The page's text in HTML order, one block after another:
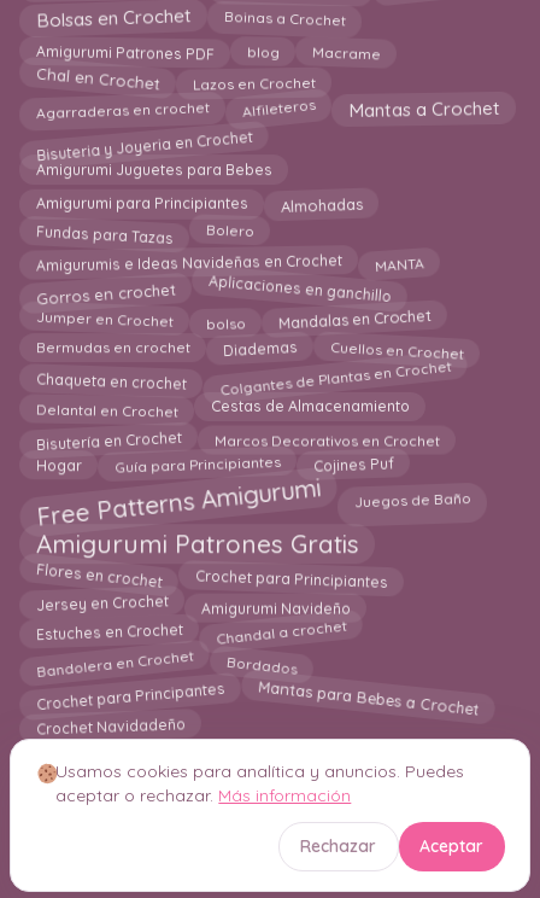
Bolsas en Crochet Boinas a Crochet
Amigurumi Patrones PDF blog Macrame
Chal en Crochet Lazos en Crochet
Agarraderas en crochet Alfileteros Mantas a Crochet
Bisuteria y Joyeria en Crochet
Amigurumi Juguetes para Bebes
Amigurumi para Principiantes
Almohadas
Fundas para Tazas Bolero
Amigurumis e Ideas Navideñas en Crochet MANTA
Gorros en crochet Aplicaciones en ganchillo
Jumper en Crochet bolso Mandalas en Crochet
Bermudas en crochet Diademas Cuellos en Crochet
Chaqueta en crochet Colgantes de Plantas en Crochet
Delantal en Crochet Cestas de Almacenamiento
Bisutería en Crochet
Marcos Decorativos en Crochet
Hogar
Guía para Principiantes Cojines Puf
Free Patterns Amigurumi Juegos de Baño
Amigurumi Patrones Gratis
Flores en crochet Crochet para Principiantes
Jersey en Crochet Amigurumi Navideño
Estuches en Crochet Chandal a crochet
Bandolera en Crochet Bordados
Crochet para Principantes Mantas para Bebes a Crochet
Crochet Navidadeño
© 2026 Crochetisimo. Todos los derechos reservados.
Usamos cookies para analítica y anuncios. Puedes
aceptar o rechazar. Más información
Rechazar Aceptar